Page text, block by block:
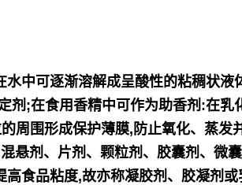
水中可逐渐溶解成呈酸性的粘稠状液
剂;在食用香精中可作为助香剂:在乳
周围形成保护薄膜,防止氧化、蒸发
悬剂、片剂、颗粒剂、胶囊剂、微囊
食品粘度,故亦称凝胶剂、 胶凝剂或